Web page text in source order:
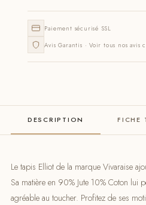
Paiement sécurisé SSL
Avis Garantis · Voir tous nos avis
DESCRIPTION FICHE
Le tapis Elliot de la marque Vivaraise
Sa matière en 90% Jute 10% Coton lui
agréable au toucher. Profitez de ses